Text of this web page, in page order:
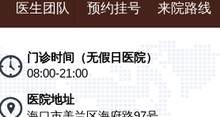
医生团队 预约挂号 来院路线
门诊时间（无假日医院）
08:00-21:00
医院地址